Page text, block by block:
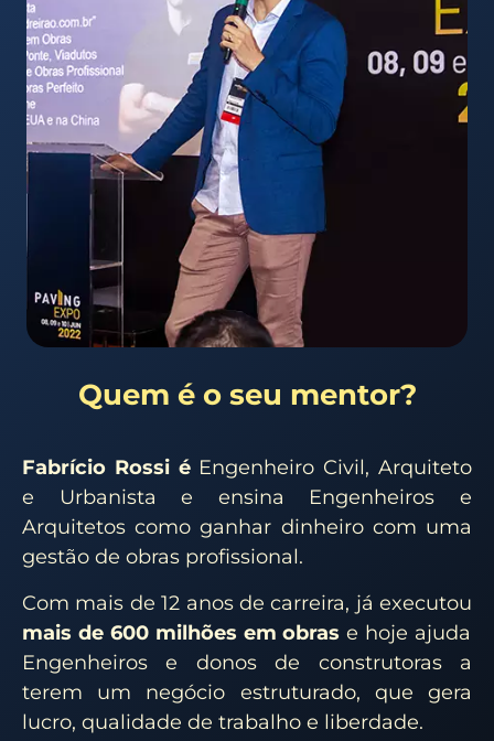
Quem é o seu mentor?
Fabrício Rossi é Engenheiro Civil, Arquiteto
e Urbanista e ensina Engenheiros e
Arquitetos como ganhar dinheiro com uma
gestão de obras profissional.
Com mais de 12 anos de carreira, já executou
mais de 600 milhões em obras e hoje ajuda
Engenheiros e donos de construtoras a
terem um negócio estruturado, que gera
lucro, qualidade de trabalho e liberdade.